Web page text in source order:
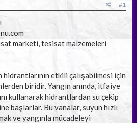
#1
marketi, tesisat malzemeleri
hidrantlarının etkili çalışabilmesi için
biridir. Yangın anında, itfaiye
kullanarak hidrantlardan su çekip
başlarlar. Bu vanalar, suyun hızlı
ve yangınla mücadeleyi